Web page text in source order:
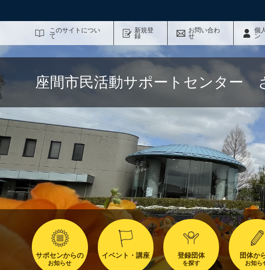
このサイトについ
て
新規登
録
お問い合わ
せ
個
ン
座間市民活動サポートセンター
サポセンからの
お知らせ
イベント・講座 登録団体
を探す
団体か
お知ら